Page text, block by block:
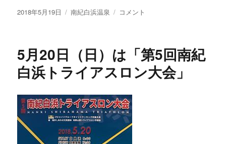
投
2018年5月19日
カ
南紀白浜温泉
第
紀
白
浜
ラ
イ
ア
ス
ロ
コメント
5月20日（日）は「第5回南紀
白浜トライアスロン大会」